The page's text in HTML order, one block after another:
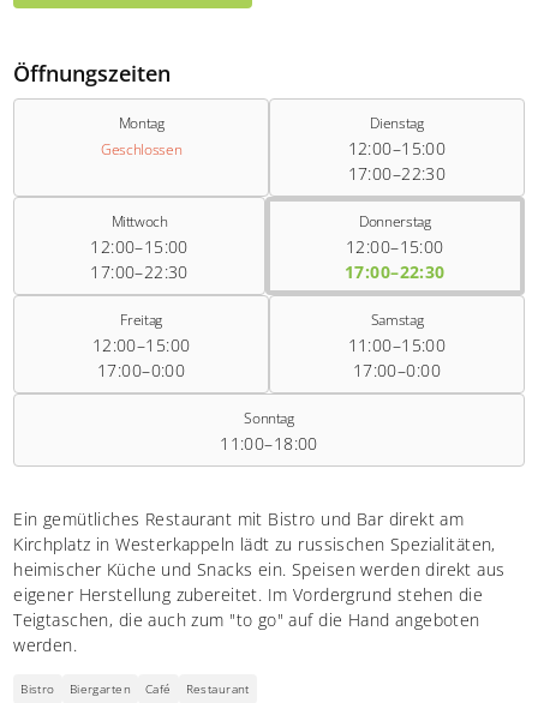
Öffnungszeiten
Montag
Geschlossen
Dienstag
12:00–15:00
17:00–22:30
Mittwoch
12:00–15:00
17:00–22:30
Donnerstag
12:00–15:00
17:00–22:30
Freitag
12:00–15:00
17:00–0:00
Samstag
11:00–15:00
17:00–0:00
Sonntag
11:00–18:00
Ein gemütliches Restaurant mit Bistro und Bar direkt am
Kirchplatz in Westerkappeln lädt zu russischen Spezialitäten,
heimischer Küche und Snacks ein. Speisen werden direkt aus
eigener Herstellung zubereitet. Im Vordergrund stehen die
Teigtaschen, die auch zum "to go" auf die Hand angeboten
werden.
Bistro Biergarten Café Restaurant